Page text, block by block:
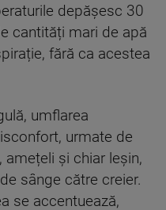
depășesc 30
cantități mari de apă
fără ca acestea
umflarea
urmate de
amețeli și chiar leșin,
sânge către creier.
se accentuează,